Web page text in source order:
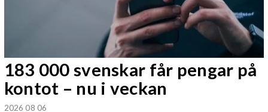
183 000 svenskar får pengar på
kontot – nu i veckan
2026 08 06